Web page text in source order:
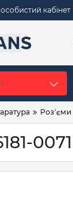
особистий кабінет
Роз'єми
0071